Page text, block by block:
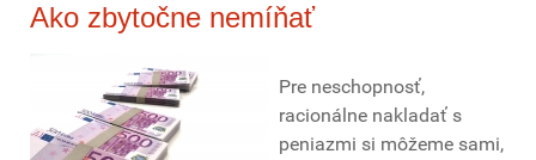
Ako zbytočne nemíňať
Pre neschopnosť,
racionálne nakladať s
peniazmi si môžeme sami,